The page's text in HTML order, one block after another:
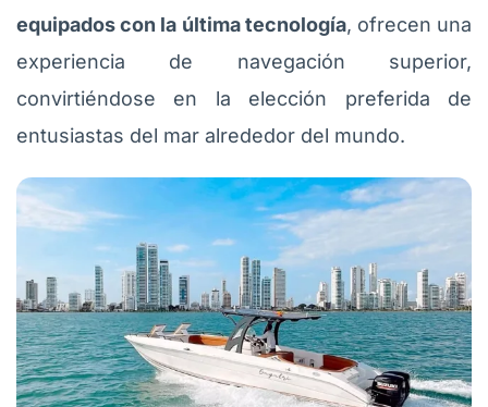
equipados con la última tecnología, ofrecen una
experiencia de navegación superior,
convirtiéndose en la elección preferida de
entusiastas del mar alrededor del mundo.